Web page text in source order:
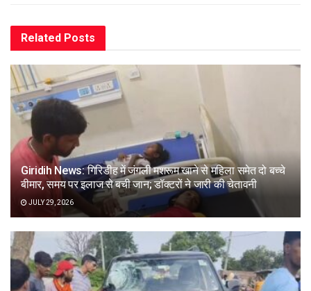
Related Posts
Giridih News: गिरिडीह में जंगली मशरूम खाने से महिला समेत दो बच्चे
बीमार, समय पर इलाज से बची जान; डॉक्टरों ने जारी की चेतावनी
JULY 29, 2026